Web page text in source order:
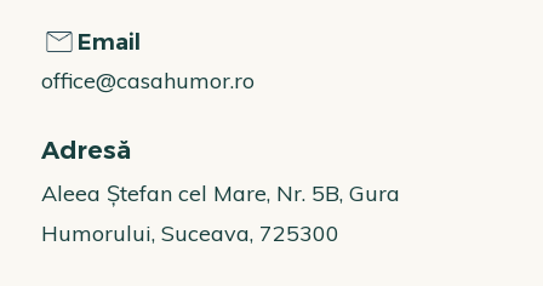
Email
office@casahumor.ro
Adresă
Aleea Ștefan cel Mare, Nr. 5B, Gura
Humorului, Suceava, 725300